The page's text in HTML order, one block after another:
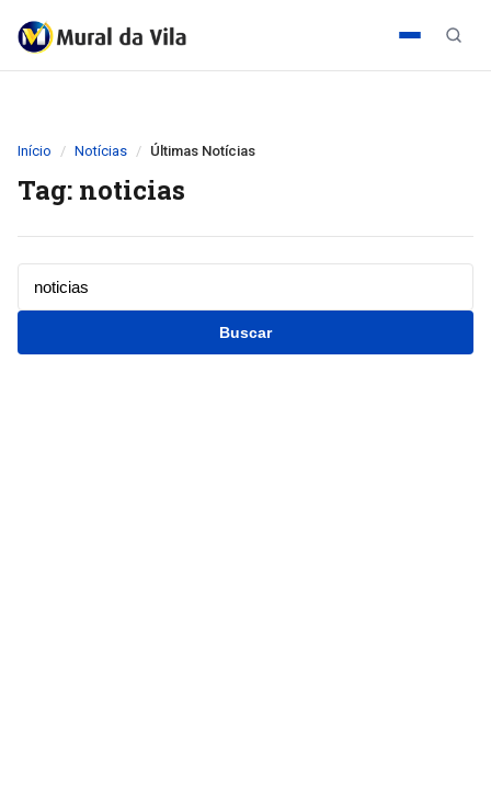
Início Notícias Últimas Notícias
Tag: noticias
Buscar